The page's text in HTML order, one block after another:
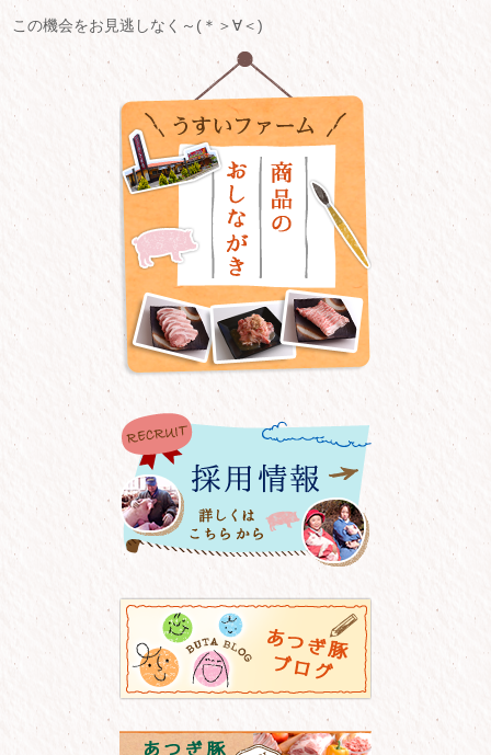
この機会をお見逃しなく～(＊＞∀＜)